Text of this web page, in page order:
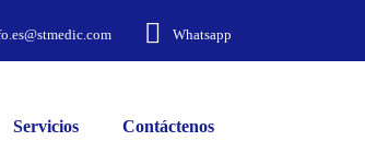
Whatsapp
Servicios Contáctenos